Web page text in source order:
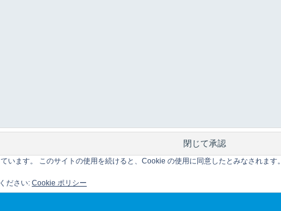
います。 このサイトの使用を続けると、Cookie の使用に同意したとみなされます。
ださい: Cookie ポリシー